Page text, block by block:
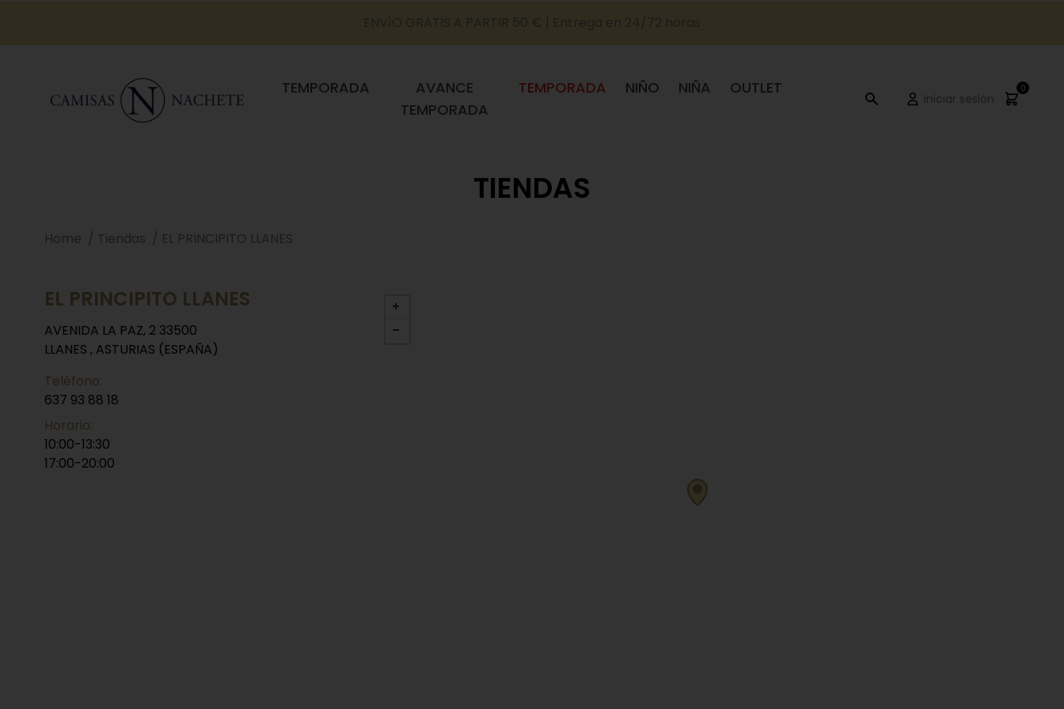
TEMPORADA
AVANCE
TEMPORADA
TEMPORADA NIÑO NIÑA OUTLET
Iniciar sesión
0
TIENDAS
Home Tiendas EL PRINCIPITO LLANES
EL PRINCIPITO LLANES
AVENIDA LA PAZ, 2 33500
LLANES , ASTURIAS (ESPAÑA)
Teléfono:
637 93 88 18
Horario:
10:00-13:30
17:00-20:00